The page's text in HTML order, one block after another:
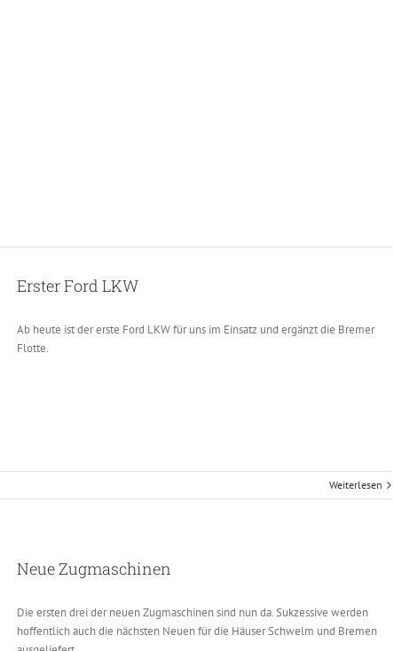
Erster Ford LKW
Ab heute ist der erste Ford LKW für uns im Einsatz und ergänzt die Bremer
Flotte.
Weiterlesen
Neue Zugmaschinen
Die ersten drei der neuen Zugmaschinen sind nun da. Sukzessive werden
hoffentlich auch die nächsten Neuen für die Häuser Schwelm und Bremen